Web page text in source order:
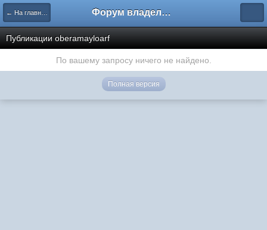
← На главную Форум владельцев интернет-магазинов
Публикации oberamayloarf
По вашему запросу ничего не найдено.
Полная версия